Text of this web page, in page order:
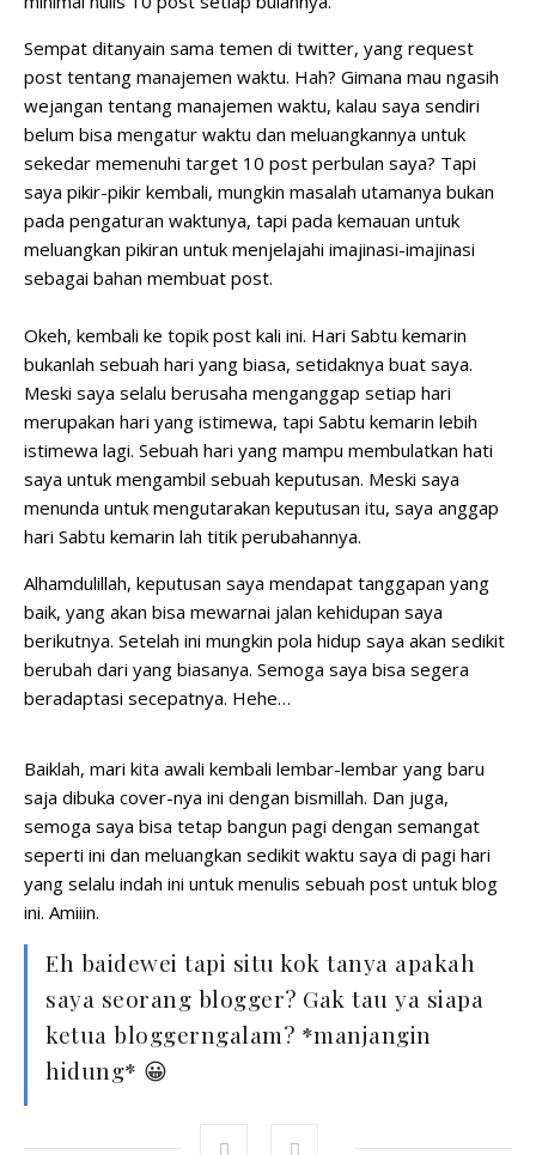
Sempat ditanyain sama temen di twitter, yang request
post tentang manajemen waktu. Hah? Gimana mau ngasih
wejangan tentang manajemen waktu, kalau saya sendiri
belum bisa mengatur waktu dan meluangkannya untuk
sekedar memenuhi target 10 post perbulan saya? Tapi
saya pikir-pikir kembali, mungkin masalah utamanya bukan
pada pengaturan waktunya, tapi pada kemauan untuk
meluangkan pikiran untuk menjelajahi imajinasi-imajinasi
sebagai bahan membuat post.
Okeh, kembali ke topik post kali ini. Hari Sabtu kemarin
bukanlah sebuah hari yang biasa, setidaknya buat saya.
Meski saya selalu berusaha menganggap setiap hari
merupakan hari yang istimewa, tapi Sabtu kemarin lebih
istimewa lagi. Sebuah hari yang mampu membulatkan hati
saya untuk mengambil sebuah keputusan. Meski saya
menunda untuk mengutarakan keputusan itu, saya anggap
hari Sabtu kemarin lah titik perubahannya.
Alhamdulillah, keputusan saya mendapat tanggapan yang
baik, yang akan bisa mewarnai jalan kehidupan saya
berikutnya. Setelah ini mungkin pola hidup saya akan sedikit
berubah dari yang biasanya. Semoga saya bisa segera
beradaptasi secepatnya. Hehe…
Baiklah, mari kita awali kembali lembar-lembar yang baru
saja dibuka cover-nya ini dengan bismillah. Dan juga,
semoga saya bisa tetap bangun pagi dengan semangat
seperti ini dan meluangkan sedikit waktu saya di pagi hari
yang selalu indah ini untuk menulis sebuah post untuk blog
ini. Amiiin.
Eh baidewei tapi situ kok tanya apakah
saya seorang blogger? Gak tau ya siapa
ketua bloggerngalam? *manjangin
hidung* 😀